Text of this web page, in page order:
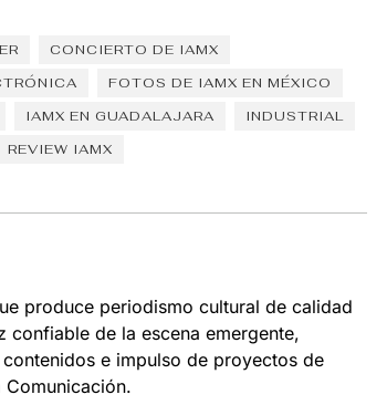
CONCIERTO DE IAMX
FOTOS DE IAMX EN MÉXICO
IAMX EN GUADALAJARA
INDUSTRIAL
REVIEW IAMX
produce periodismo cultural de calidad
confiable de la escena emergente,
e impulso de proyectos de
Comunicación.